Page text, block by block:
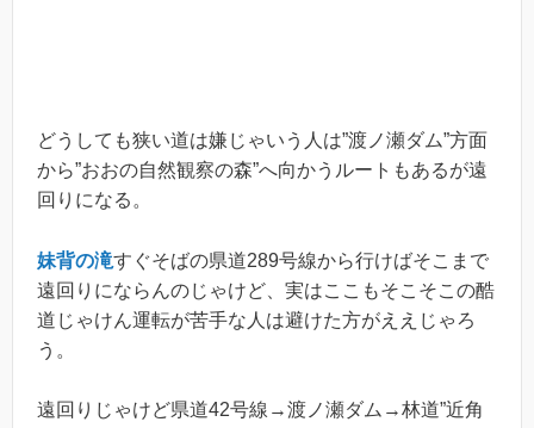
どうしても狭い道は嫌じゃいう人は”渡ノ瀬ダム”方面
から”おおの自然観察の森”へ向かうルートもあるが遠
回りになる。
妹背の滝すぐそばの県道289号線から行けばそこまで
遠回りにならんのじゃけど、実はここもそこそこの酷
道じゃけん運転が苦手な人は避けた方がええじゃろ
う。
遠回りじゃけど県道42号線→渡ノ瀬ダム→林道”近角